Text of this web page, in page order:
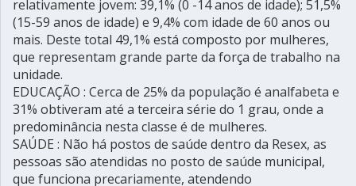
relativamente jovem: 39,1% (0 -14 anos de idade); 51,5%
(15-59 anos de idade) e 9,4% com idade de 60 anos ou
mais. Deste total 49,1% está composto por mulheres,
que representam grande parte da força de trabalho na
unidade.
EDUCAÇÃO : Cerca de 25% da população é analfabeta e
31% obtiveram até a terceira série do 1 grau, onde a
predominância nesta classe é de mulheres.
SAÚDE : Não há postos de saúde dentro da Resex, as
pessoas são atendidas no posto de saúde municipal,
que funciona precariamente, atendendo